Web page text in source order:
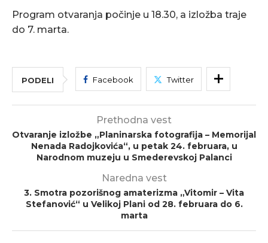
Program otvaranja počinje u 18.30, a izložba traje
do 7. marta.
PODELI Facebook Twitter
Prethodna vest
Otvaranje izložbe „Planinarska fotografija – Memorijal
Nenada Radojkovića“, u petak 24. februara, u
Narodnom muzeju u Smederevskoj Palanci
Naredna vest
3. Smotra pozorišnog amaterizma „Vitomir – Vita
Stefanović“ u Velikoj Plani od 28. februara do 6.
marta